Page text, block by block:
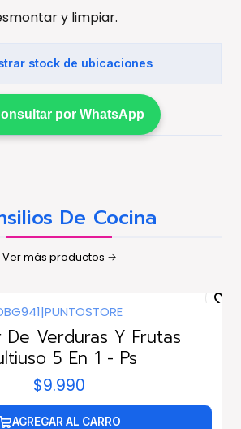
y limpiar.
stock de ubicaciones
por WhatsApp
De Cocina
Ver más productos
|PUNTOSTORE
De Verduras Y Frutas
5 En 1 - Ps
$9.990
AGREGAR AL CARRO